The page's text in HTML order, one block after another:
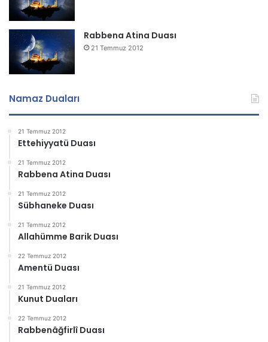
Rabbena Atina Duası
21 Temmuz 2012
Namaz Duaları
21 Temmuz 2012
Ettehiyyatü Duası
21 Temmuz 2012
Rabbena Atina Duası
21 Temmuz 2012
Sübhaneke Duası
21 Temmuz 2012
Allahümme Barik Duası
22 Temmuz 2012
Amentü Duası
21 Temmuz 2012
Kunut Duaları
22 Temmuz 2012
Rabbenâğfirlî Duası